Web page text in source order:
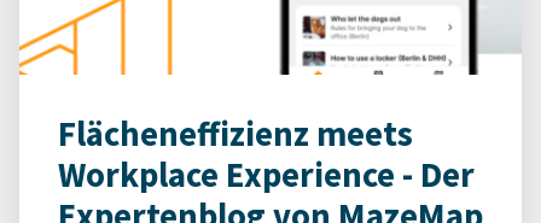
Flächeneffizienz meets
Workplace Experience - Der